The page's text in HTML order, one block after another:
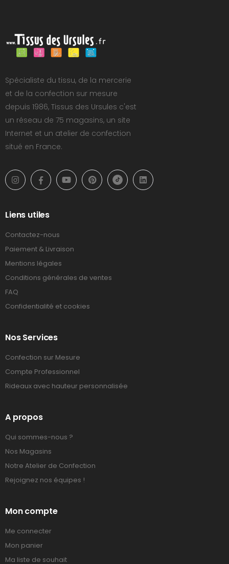
Spécialiste du tissu, de la mercerie
et de la confection sur mesure
depuis 1986, Tissus des Ursules c'est
un réseau de 75 magasins, un site
Internet et un atelier de confection
situé en France.
Liens utiles
Contactez-nous
Paiement & Livraison
Mentions légales
Conditions générales de ventes
FAQ
Confidentialité et cookies
Nos Services
Confection sur Mesure
Compte Professionnel
Rideaux avec hauteur personnalisée
A propos
Qui sommes-nous ?
Nos Magasins
Notre Atelier de Confection
Rejoignez nos équipes !
Mon compte
Me connecter
Mon panier
Ma liste de souhait